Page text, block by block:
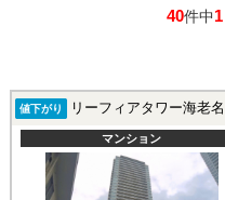
40件中
値下がり リーフィアタワー海老名ブリ
マンション